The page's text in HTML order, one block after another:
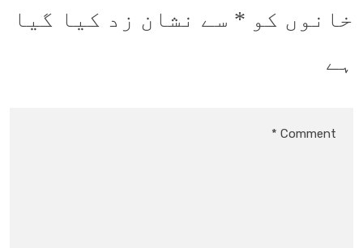
خانوں کو * سے نشان زد کیا گیا
ہے